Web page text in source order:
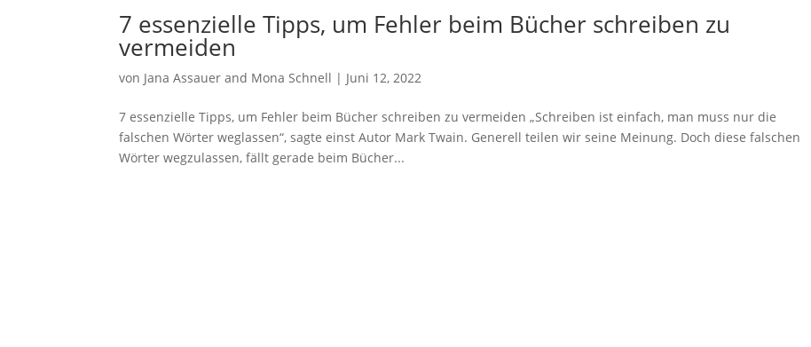
7 essenzielle Tipps, um Fehler beim Bücher schreiben zu
vermeiden
von Jana Assauer and Mona Schnell | Juni 12, 2022
7 essenzielle Tipps, um Fehler beim Bücher schreiben zu vermeiden „Schreiben ist einfach, man muss nur die
falschen Wörter weglassen“, sagte einst Autor Mark Twain. Generell teilen wir seine Meinung. Doch diese falschen
Wörter wegzulassen, fällt gerade beim Bücher...